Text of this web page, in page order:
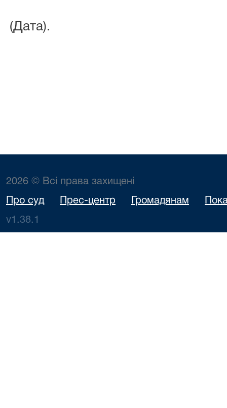
(Дата).
2026 © Всі права захищені
Про суд Прес-центр Громадянам
v1.38.1